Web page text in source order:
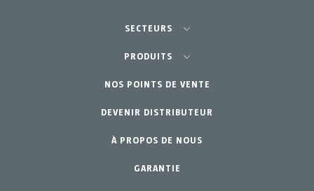
SECTEURS
Agriculture-Horticulture
Jardinage Professionnel
Jardin Particulier
PRODUITS
Équipements
Accessoires
Pièces de rechange
Kits d´entretien
NOS POINTS DE VENTE
DEVENIR DISTRIBUTEUR
À PROPOS DE NOUS
GARANTIE